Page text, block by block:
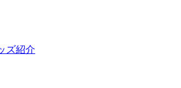
ズ紹介